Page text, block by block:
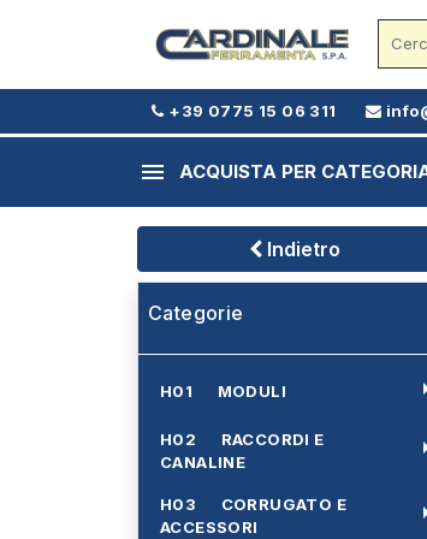
+39 0775 15 06 311
menu ACQUISTA PER
Indietro
Categorie
H01 MODULI
H02 RACCORDI E
CANALINE
H03 CORRUGATO E
ACCESSORI